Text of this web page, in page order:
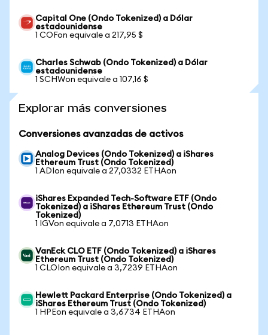
Capital One (Ondo Tokenized) a Dólar
estadounidense
1 COFon equivale a 217,95 $
Charles Schwab (Ondo Tokenized) a Dólar
estadounidense
1 SCHWon equivale a 107,16 $
Explorar más conversiones
Conversiones avanzadas de activos
Analog Devices (Ondo Tokenized) a iShares
Ethereum Trust (Ondo Tokenized)
1 ADIon equivale a 27,0332 ETHAon
iShares Expanded Tech-Software ETF (Ondo
Tokenized) a iShares Ethereum Trust (Ondo
Tokenized)
1 IGVon equivale a 7,0713 ETHAon
VanEck CLO ETF (Ondo Tokenized) a iShares
Ethereum Trust (Ondo Tokenized)
1 CLOIon equivale a 3,7239 ETHAon
Hewlett Packard Enterprise (Ondo Tokenized) a
iShares Ethereum Trust (Ondo Tokenized)
1 HPEon equivale a 3,6734 ETHAon